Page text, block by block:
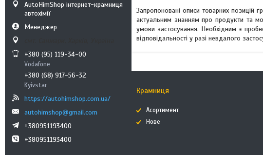
AutoHimShop інтернет-крамниця
автохімії
Менеджер
+380 (95) 119-34-00
Vodafone
+380 (68) 917-56-32
Kyivstar
https://autohimshop.com.ua/
autohimshop@gmail.com
+380951193400
+380951193400
Запропоновані описи товарних позицій
актуальним знанням про продукти та
умови застосування. Необхідним є
відповідальності у разі невдалого
Крамниця
Асортимент
Нове